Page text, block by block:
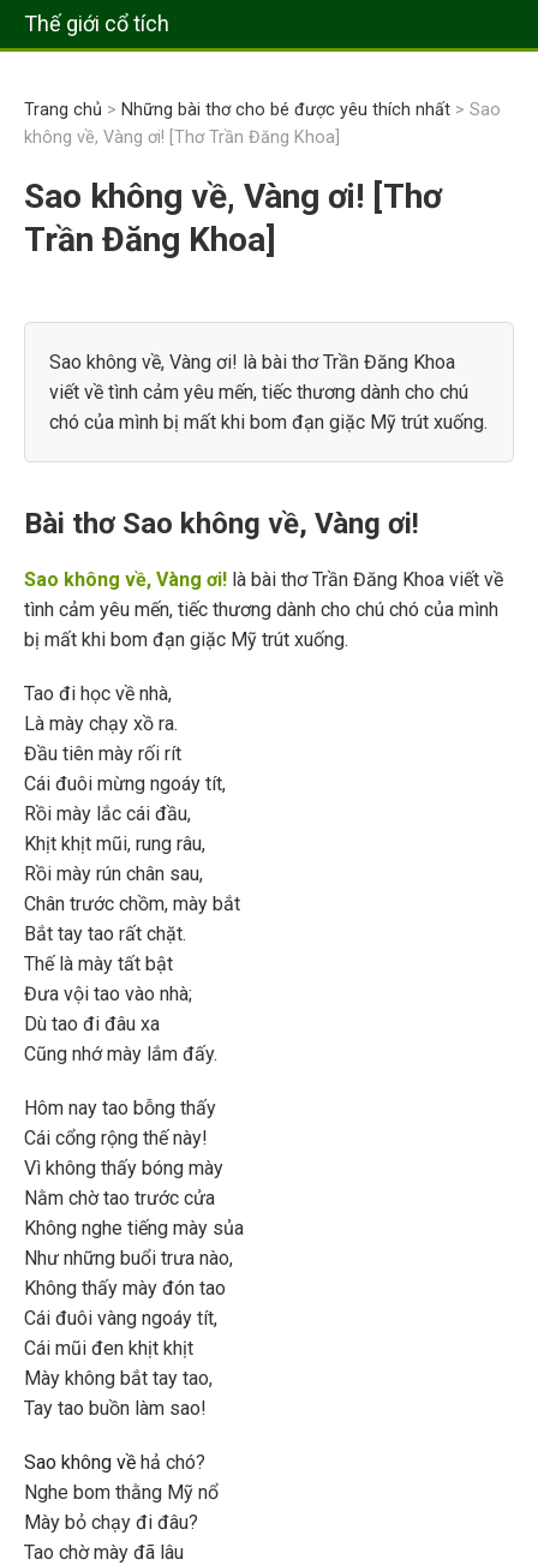
Thế giới cổ tích
Trang chủ > Những bài thơ cho bé được yêu thích nhất > Sao
không về, Vàng ơi! [Thơ Trần Đăng Khoa]
Sao không về, Vàng ơi! [Thơ
Trần Đăng Khoa]
Sao không về, Vàng ơi! là bài thơ Trần Đăng Khoa
viết về tình cảm yêu mến, tiếc thương dành cho chú
chó của mình bị mất khi bom đạn giặc Mỹ trút xuống.
Bài thơ Sao không về, Vàng ơi!
Sao không về, Vàng ơi! là bài thơ Trần Đăng Khoa viết về
tình cảm yêu mến, tiếc thương dành cho chú chó của mình
bị mất khi bom đạn giặc Mỹ trút xuống.
Tao đi học về nhà,
Là mày chạy xồ ra.
Đầu tiên mày rối rít
Cái đuôi mừng ngoáy tít,
Rồi mày lắc cái đầu,
Khịt khịt mũi, rung râu,
Rồi mày rún chân sau,
Chân trước chồm, mày bắt
Bắt tay tao rất chặt.
Thế là mày tất bật
Đưa vội tao vào nhà;
Dù tao đi đâu xa
Cũng nhớ mày lắm đấy.
Hôm nay tao bỗng thấy
Cái cổng rộng thế này!
Vì không thấy bóng mày
Nằm chờ tao trước cửa
Không nghe tiếng mày sủa
Như những buổi trưa nào,
Không thấy mày đón tao
Cái đuôi vàng ngoáy tít,
Cái mũi đen khịt khịt
Mày không bắt tay tao,
Tay tao buồn làm sao!
Sao không về hả chó?
Nghe bom thằng Mỹ nổ
Mày bỏ chạy đi đâu?
Tao chờ mày đã lâu